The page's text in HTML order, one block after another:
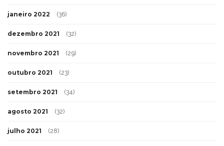
janeiro 2022 (36)
dezembro 2021 (32)
novembro 2021 (29)
outubro 2021 (23)
setembro 2021 (34)
agosto 2021 (32)
julho 2021 (28)